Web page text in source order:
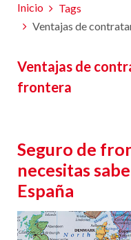
Inicio
Tags
Ventajas de
Ventajas de
frontera
Seguro de
necesitas
España